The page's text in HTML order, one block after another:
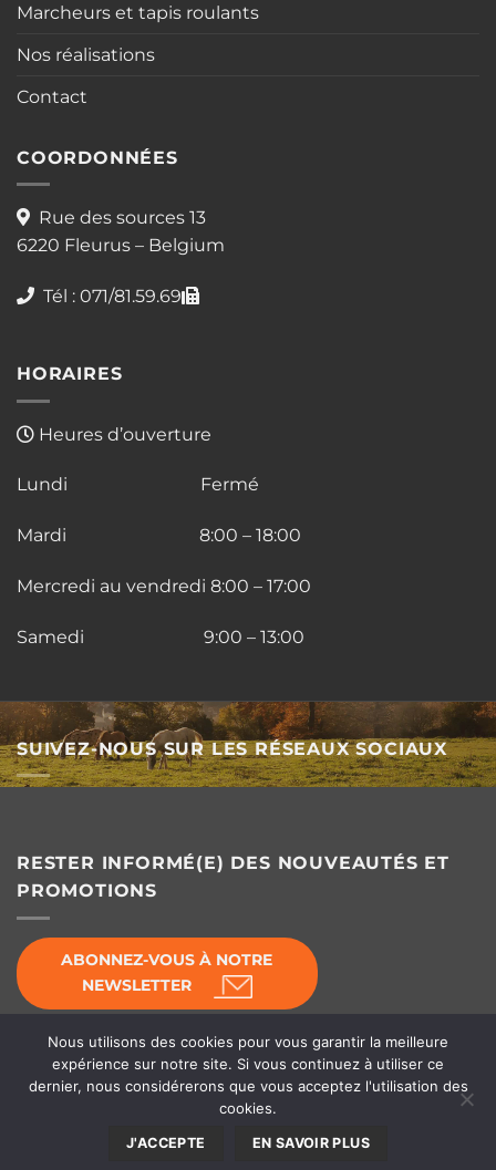
Marcheurs et tapis roulants
Nos réalisations
Contact
COORDONNÉES
Rue des sources 13
6220 Fleurus – Belgium
Tél : 071/81.59.69
HORAIRES
Heures d’ouverture
Lundi Fermé
Mardi 8:00 – 18:00
Mercredi au vendredi 8:00 – 17:00
Samedi 9:00 – 13:00
SUIVEZ-NOUS SUR LES RÉSEAUX SOCIAUX
RESTER INFORMÉ(E) DES NOUVEAUTÉS ET
PROMOTIONS
ABONNEZ-VOUS À NOTRE
NEWSLETTER
© Horse's Line 2026 - Équipement d'écurie
confidentialité
Nous utilisons des cookies pour vous garantir la meilleure
expérience sur notre site. Si vous continuez à utiliser ce
dernier, nous considérerons que vous acceptez l'utilisation des
cookies.
J'ACCEPTE EN SAVOIR PLUS